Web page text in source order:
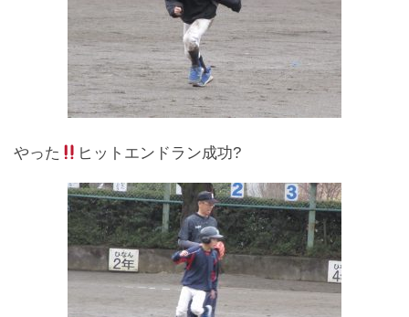
やった ヒットエンドラン成功?